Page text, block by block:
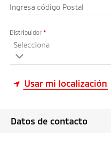
Distribuidor *
Selecciona
Usar mi localización
Datos de contacto